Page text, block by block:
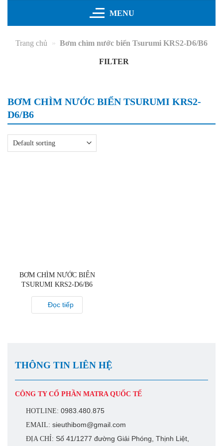
MENU
Trang chủ »
Bơm chìm nước biển Tsurumi KRS2-D6/B6
FILTER
BƠM CHÌM NƯỚC BIỂN TSURUMI KRS2-D6/B6
TSURUMI KRS2-D6/B6
CÔNG TY CỔ PHẦN MATRA QUỐC TẾ
HOTLINE:0983.480.875
EMAIL:sieuthibom@gmail.com
ĐỊA CHỈ: Số 41/1277 đường Giải Phóng, Thịnh Liệt, Hoàng Mai,
Hà Nội